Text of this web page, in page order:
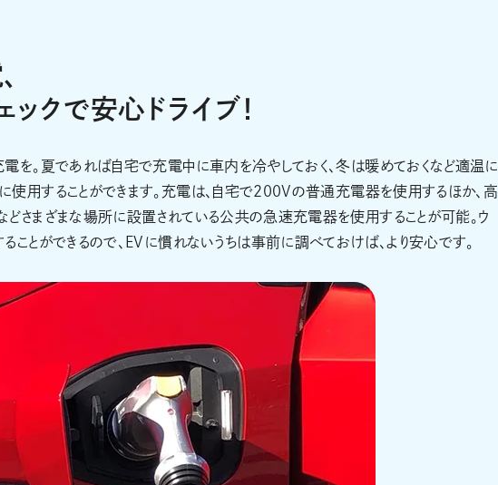
ックで安心ドライブ！
を。夏であれば自宅で充電中に車内を冷やしておく、冬は暖めておくなど適温に
使用することができます。充電は、自宅で200Vの普通充電器を使用するほか、高
どさまざまな場所に設置されている公共の急速充電器を使用することが可能。ウ
ことができるので、EVに慣れないうちは事前に調べておけば、より安心です。